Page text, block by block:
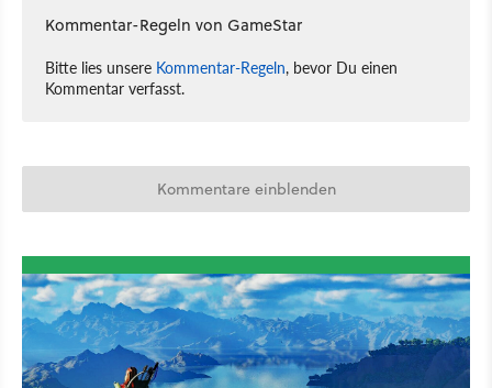
Kommentar-Regeln von GameStar
Bitte lies unsere Kommentar-Regeln, bevor Du einen
Kommentar verfasst.
Kommentare einblenden